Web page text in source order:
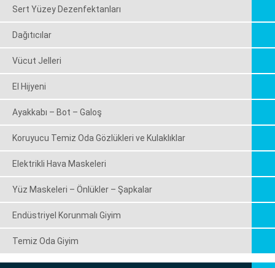
Sert Yüzey Dezenfektanları
Dağıtıcılar
Vücut Jelleri
El Hijyeni
Ayakkabı – Bot – Galoş
Koruyucu Temiz Oda Gözlükleri ve Kulaklıklar
Elektrikli Hava Maskeleri
Yüz Maskeleri – Önlükler – Şapkalar
Endüstriyel Korunmalı Giyim
Temiz Oda Giyim